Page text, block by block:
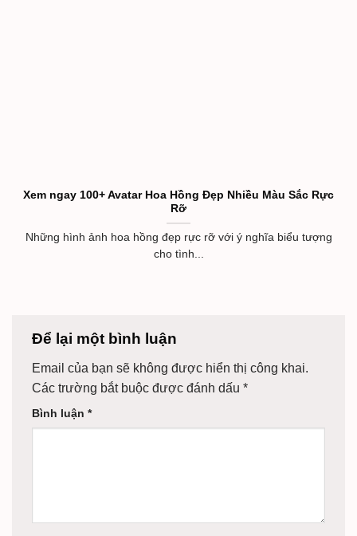
Xem ngay 100+ Avatar Hoa Hồng Đẹp Nhiều Màu Sắc Rực
Rỡ
Những hình ảnh hoa hồng đẹp rực rỡ với ý nghĩa biểu tượng
cho tình...
Để lại một bình luận
Email của bạn sẽ không được hiển thị công khai.
Các trường bắt buộc được đánh dấu *
Bình luận *